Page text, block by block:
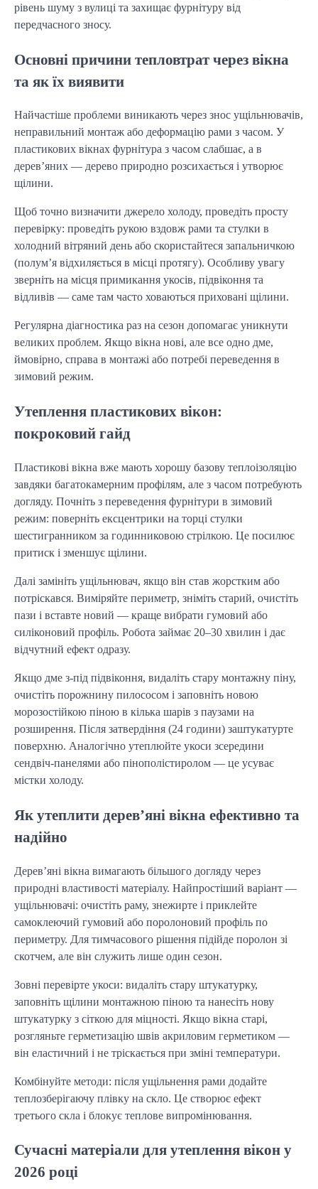
рівень шуму з вулиці та захищає фурнітуру від
передчасного зносу.
Основні причини тепловтрат через вікна
та як їх виявити
Найчастіше проблеми виникають через знос ущільнювачів,
неправильний монтаж або деформацію рами з часом. У
пластикових вікнах фурнітура з часом слабшає, а в
дерев’яних — дерево природно розсихається і утворює
щілини.
Щоб точно визначити джерело холоду, проведіть просту
перевірку: проведіть рукою вздовж рами та стулки в
холодний вітряний день або скористайтеся запальничкою
(полум’я відхиляється в місці протягу). Особливу увагу
зверніть на місця примикання укосів, підвіконня та
відливів — саме там часто ховаються приховані щілини.
Регулярна діагностика раз на сезон допомагає уникнути
великих проблем. Якщо вікна нові, але все одно дме,
ймовірно, справа в монтажі або потребі переведення в
зимовий режим.
Утеплення пластикових вікон:
покроковий гайд
Пластикові вікна вже мають хорошу базову теплоізоляцію
завдяки багатокамерним профілям, але з часом потребують
догляду. Почніть з переведення фурнітури в зимовий
режим: поверніть ексцентрики на торці стулки
шестигранником за годинниковою стрілкою. Це посилює
притиск і зменшує щілини.
Далі замініть ущільнювач, якщо він став жорстким або
потріскався. Виміряйте периметр, зніміть старий, очистіть
пази і вставте новий — краще вибрати гумовий або
силіконовий профіль. Робота займає 20–30 хвилин і дає
відчутний ефект одразу.
Якщо дме з-під підвіконня, видаліть стару монтажну піну,
очистіть порожнину пилососом і заповніть новою
морозостійкою піною в кілька шарів з паузами на
розширення. Після затвердіння (24 години) заштукатурте
поверхню. Аналогічно утеплюйте укоси зсередини
сендвіч-панелями або пінополістиролом — це усуває
містки холоду.
Як утеплити дерев’яні вікна ефективно та
надійно
Дерев’яні вікна вимагають більшого догляду через
природні властивості матеріалу. Найпростіший варіант —
ущільнювачі: очистіть раму, знежирте і приклейте
самоклеючий гумовий або поролоновий профіль по
периметру. Для тимчасового рішення підійде поролон зі
скотчем, але він служить лише один сезон.
Зовні перевірте укоси: видаліть стару штукатурку,
заповніть щілини монтажною піною та нанесіть нову
штукатурку з сіткою для міцності. Якщо вікна старі,
розгляньте герметизацію швів акриловим герметиком —
він еластичний і не тріскається при зміні температури.
Комбінуйте методи: після ущільнення рами додайте
теплозберігаючу плівку на скло. Це створює ефект
третього скла і блокує теплове випромінювання.
Сучасні матеріали для утеплення вікон у
2026 році